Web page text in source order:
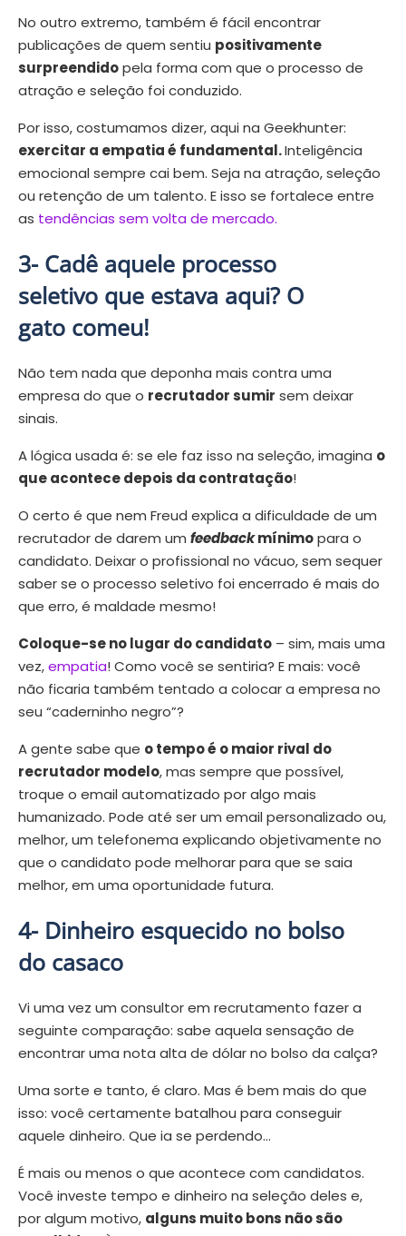
No outro extremo, também é fácil encontrar
publicações de quem sentiu positivamente
surpreendidopela forma com que o processo de
atração e seleção foi conduzido.
Por isso, costumamos dizer, aqui na Geekhunter:
exercitar a empatia é fundamental.Inteligência
emocional sempre cai bem. Seja na atração, seleção
ou retenção de um talento. E isso se fortalece entre
as tendências sem volta de mercado.
3- Cadê aquele processo
seletivo que estava aqui? O
gato comeu!
Não tem nada que deponha mais contra uma
empresa do que o recrutador sumir sem deixar
sinais.
A lógica usada é: se ele faz isso na seleção, imagina o
que acontece depois da contratação!
O certo é que nem Freud explica a dificuldade de um
recrutador de darem um feedbackmínimopara o
candidato. Deixar o profissional no vácuo, sem sequer
saber se o processo seletivo foi encerrado é mais do
que erro, é maldade mesmo!
Coloque-se no lugar do candidato – sim, mais uma
vez,empatia! Como você se sentiria? E mais: você
não ficaria também tentado a colocar a empresa no
seu “caderninho negro”?
A gente sabe que o tempo é o maior rival do
recrutador modelo, mas sempre que possível,
troque o email automatizado por algo mais
humanizado. Pode até ser um email personalizado ou,
melhor, um telefonema explicando objetivamente no
que o candidato pode melhorar para que se saia
melhor, em uma oportunidade futura.
4- Dinheiro esquecido no bolso
do casaco
Vi uma vez um consultor em recrutamento fazer a
seguinte comparação: sabe aquela sensação de
encontrar uma nota alta de dólar no bolso da calça?
Uma sorte e tanto, é claro. Mas é bem mais do que
isso: você certamente batalhou para conseguir
aquele dinheiro. Que ia se perdendo…
É mais ou menos o que acontece com candidatos.
Você investe tempo e dinheiro na seleção deles e,
por algum motivo, alguns muito bons não são